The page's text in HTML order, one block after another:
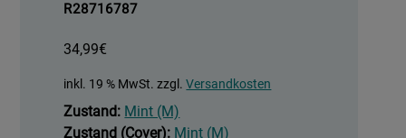
R28716787
34,99€
inkl. 19 % MwSt. zzgl.Versandkosten
Zustand: Mint (M)
Zustand (Cover): Mint (M)